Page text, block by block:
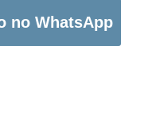
no WhatsApp